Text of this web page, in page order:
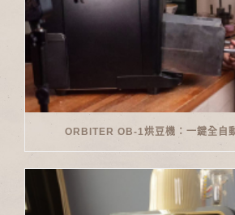
ORBITER OB-1烘豆機：一鍵全自